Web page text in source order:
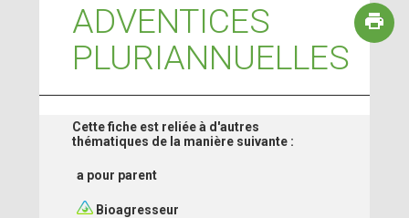
ADVENTICES
PLURIANNUELLES
Cette fiche est reliée à d'autres
thématiques de la manière suivante :
a pour parent
Bioagresseur